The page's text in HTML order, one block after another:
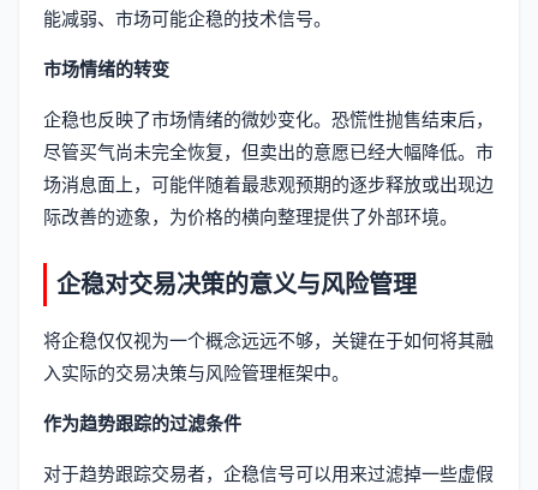
能减弱、市场可能企稳的技术信号。
市场情绪的转变
企稳也反映了市场情绪的微妙变化。恐慌性抛售结束后，
尽管买气尚未完全恢复，但卖出的意愿已经大幅降低。市
场消息面上，可能伴随着最悲观预期的逐步释放或出现边
际改善的迹象，为价格的横向整理提供了外部环境。
企稳对交易决策的意义与风险管理
将企稳仅仅视为一个概念远远不够，关键在于如何将其融
入实际的交易决策与风险管理框架中。
作为趋势跟踪的过滤条件
对于趋势跟踪交易者，企稳信号可以用来过滤掉一些虚假